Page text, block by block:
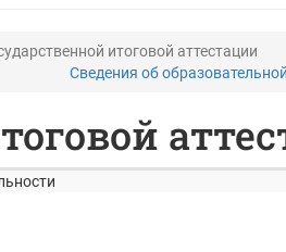
итоговой аттестации
Сведения об